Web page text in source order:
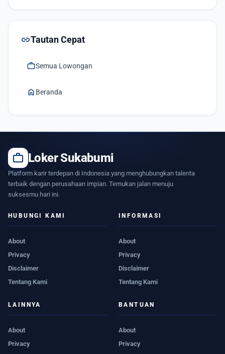
linkTautan Cepat
workSemua Lowongan
home Beranda
work Loker Sukabumi
Platform karir terdepan di Indonesia yang menghubungkan talenta
terbaik dengan perusahaan impian. Temukan jalan menuju
suksesmu hari ini.
HUBUNGI KAMI
About
Privacy
Disclaimer
Tentang Kami
INFORMASI
About
Privacy
Disclaimer
Tentang Kami
LAINNYA
About
Privacy
BANTUAN
About
Privacy